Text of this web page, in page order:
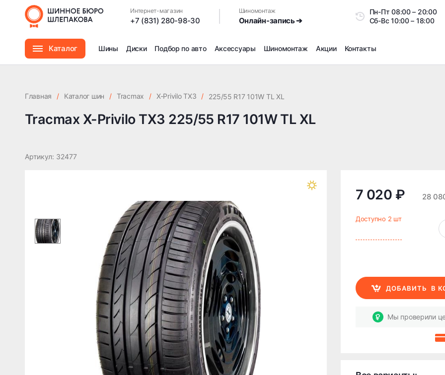
Интернет-магазин
+7 (831) 280-98-30
Шиномонтаж
Онлайн-запись ➔
Пн-Пт08:00 – 20:00
Сб-Вс10:00 – 18:00
Каталог Шины Диски Подбор по авто Аксессуары Шиномонтаж
Сезонное хранение
Дошиповка, Ошиповка, Перешиповка зимней резины
Шумоизоляция покрышек
Подбор запчастей
Акции Контакты
Tracmax X-Privilo TX3 225/55 R17 101W TL XL
Главная / Каталог шин / Tracmax / X-Privilo TX3 / 225/55 R17 101W TL XL
Tracmax X-Privilo TX3 225/55 R17 101W TL XL
Артикул: 32477
7 020 ₽ 28
Доступно 2 шт
ДОБАВИТЬ В
Мы проверили